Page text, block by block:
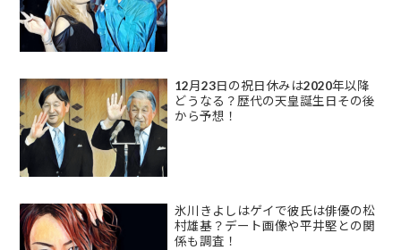
12月23日の祝日休みは2020年以降
どうなる？歴代の天皇誕生日その後
から予想！
氷川きよしはゲイで彼氏は俳優の松
村雄基？デート画像や平井堅との関
係も調査！